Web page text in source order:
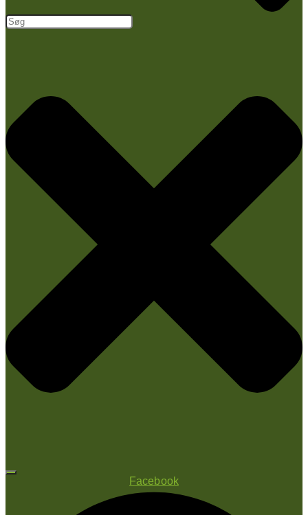
Facebook